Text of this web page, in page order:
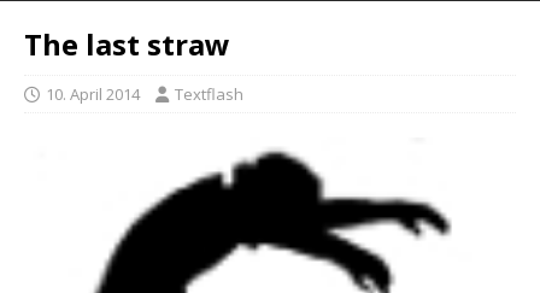
The last straw
10. April 2014 Textflash